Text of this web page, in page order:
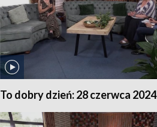
To dobry dzień: 28 czerwca 2024